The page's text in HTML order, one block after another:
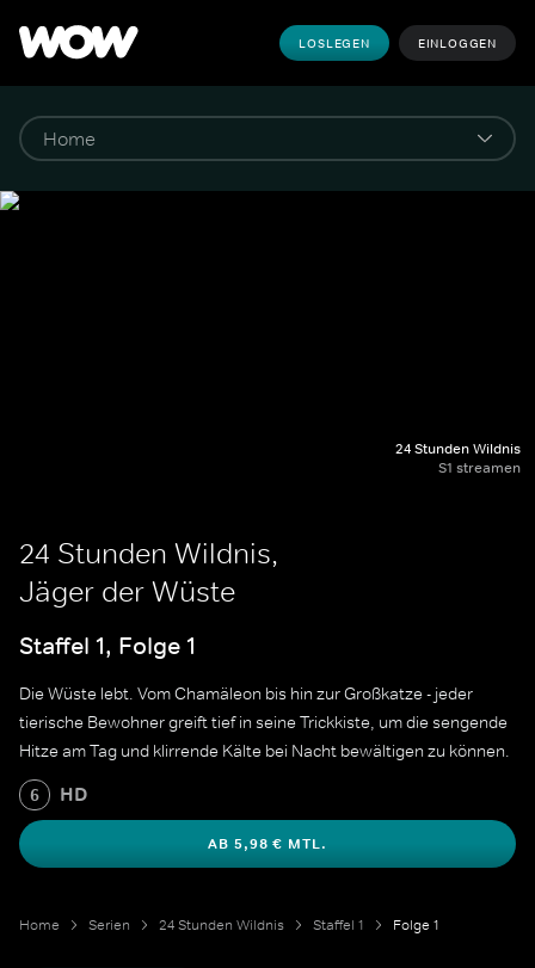
LOSLEGEN EINLOGGEN
24 Stunden Wildnis
S1 streamen
24 Stunden Wildnis,
Jäger der Wüste
Staffel 1, Folge 1
Die Wüste lebt. Vom Chamäleon bis hin zur Großkatze - jeder
tierische Bewohner greift tief in seine Trickkiste, um die sengende
Hitze am Tag und klirrende Kälte bei Nacht bewältigen zu können.
6 HD
AB 5,98 € MTL.
Home Serien 24 Stunden Wildnis Staffel 1 Folge 1